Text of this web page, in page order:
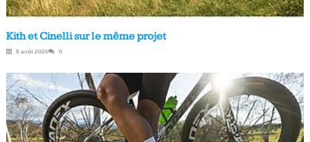
Kith et Cinelli sur le même projet
8 août 2026 0